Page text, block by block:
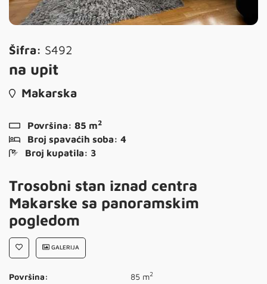
Šifra: S492
na upit
Makarska
Površina: 85 m2
Broj spavaćih soba: 4
Broj kupatila: 3
Trosobni stan iznad centra
Makarske sa panoramskim
pogledom
GALERIJA
Površina: 85 m2